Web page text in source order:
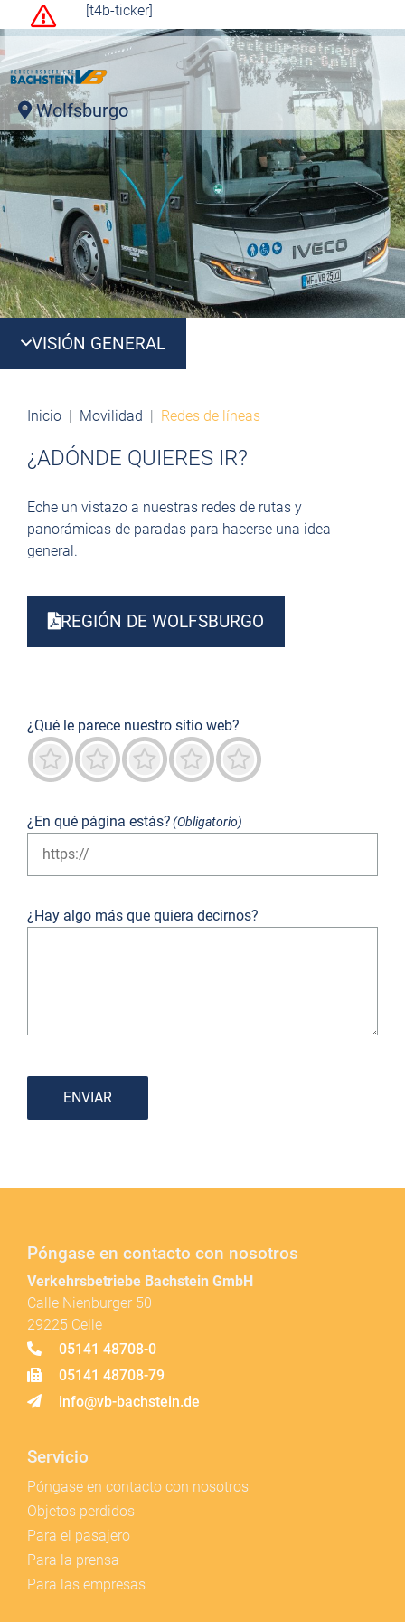
[t4b-ticker]
Wolfsburgo
VISIÓN GENERAL
Inicio Movilidad Redes de líneas
¿ADÓNDE QUIERES IR?
Eche un vistazo a nuestras redes de rutas y
panorámicas de paradas para hacerse una idea
general.
REGIÓN DE WOLFSBURGO
¿Qué le parece nuestro sitio web?
Destacado
Predominantemente bueno
Neutro
No es bueno
Terrible
¿En qué página estás?(Obligatorio)
¿Hay algo más que quiera decirnos?
ENVIAR
Póngase en contacto con nosotros
Verkehrsbetriebe Bachstein GmbH
Calle Nienburger 50
29225 Celle
05141 48708-0
05141 48708-79
info@vb-bachstein.de
Servicio
Póngase en contacto con nosotros
Objetos perdidos
Para el pasajero
Para la prensa
Para las empresas